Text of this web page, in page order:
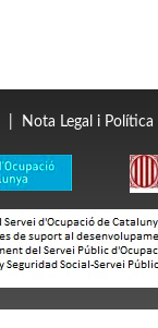
Nota Legal i